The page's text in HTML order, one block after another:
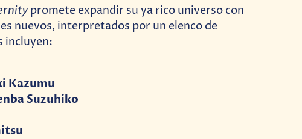
promete expandir su ya rico universo con
nuevos, interpretados por un elenco de
incluyen:
Kazumu
Suzuhiko